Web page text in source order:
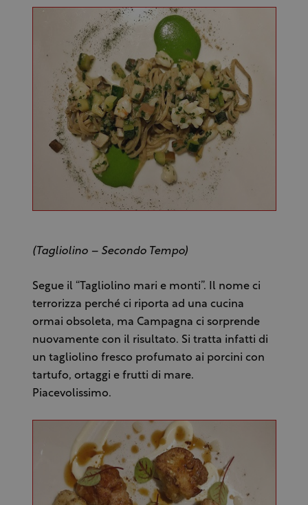
(Tagliolino – Secondo Tempo)
Segue il “Tagliolino mari e monti”. Il nome ci
terrorizza perché ci riporta ad una cucina
ormai obsoleta, ma Campagna ci sorprende
nuovamente con il risultato. Si tratta infatti di
un tagliolino fresco profumato ai porcini con
tartufo, ortaggi e frutti di mare.
Piacevolissimo.